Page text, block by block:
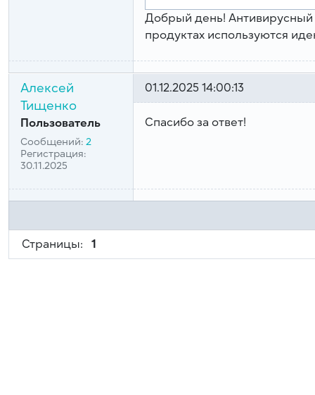
Добрый день! Антивирусный
продуктах используются
Алексей
Тищенко
Пользователь
Сообщений: 2
Регистрация:
30.11.2025
01.12.2025 14:00:13
Спасибо за ответ!
Страницы: 1